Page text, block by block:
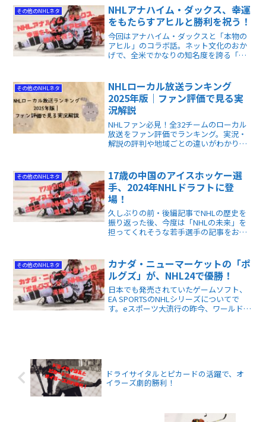
GM交代は偶然なのか、意図的なのかは判
断し難いところです。
その他のNHLネタ
NHLアナハイム・ダックス、幸運
をもたらすアヒルと勝利を祝う！
今回はアナハイム・ダックスと「本物の
アヒル」のコラボ話。ネット文化のおか
げで、全米でかなりの知名度を誇る「特
はファン待望の（？）シチュエーション
が実現したのです！
その他のNHLネタ
NHLローカル放送ランキング
2025年版｜ファン評価で見る実
況解説
NHLファン必見！全32チームのローカル
放送をファン評価でランキング。実況・
解説の評判や地域ごとの違いがわかりま
その他のNHLネタ
17歳の中国のアイスホッケー選
手、2024年NHLドラフトに登
場！
久しぶりの前・後編記事でNHLの歴史を
振り返った後、今度は「NHLの未来」を
担ってくれそうな若手選手の記事をお届
堂々と乗り込もうとしているのです。
その他のNHLネタ
カナダ・ニューマーケットの「ポ
ルグズ」が、NHL24で優勝！
日本でも発売されていたゲームソフト、
EA SPORTSのNHLシリーズについてで
す。eスポーツ大流行の昨今、ワールドワ
ドライサイタルとピカードの活躍で、オ
イラーズ劇的勝利！